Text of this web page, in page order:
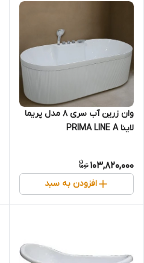
وان زرین آب سری 8 مدل پریما
لاینا PRIMA LINE A
103,820,000
افزودن به سبد